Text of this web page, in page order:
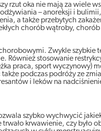
rzut oka nie mają za wiele
– anoreksji i
a także przebytych
chorób wątroby,
Zwykle szybkie
Również stosowanie
praca, sport wyczynowy)
podczas podróży ze
i leków na
szybko wychwycić
krwawienie, czy było